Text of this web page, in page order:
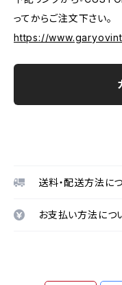
ってからご注文下さい。
https://
送料・配送方法に
お支払い方法につ